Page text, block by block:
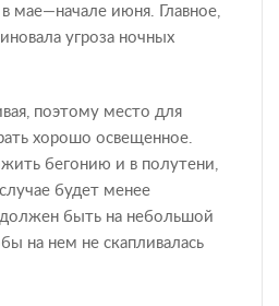
мае—начале июня. Главное,
угроза ночных
поэтому место для
хорошо освещенное.
бегонию и в полутени,
будет менее
быть на небольшой
на нем не скапливалась